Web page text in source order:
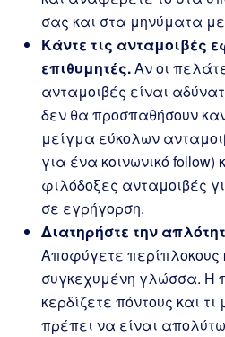
σας και στα μηνύματα
Κάντε τις ανταμοιβές
επιθυμητές.Αν οι
ανταμοιβές είναι
δεν θα προσπαθήσουν
μείγμα εύκολων
για ένα κοινωνικό
φιλόδοξες ανταμοιβές
σε εγρήγορση.
Διατηρήστε την
Αποφύγετε περίπλοκους
συγκεχυμένη γλώσσα. Η
κερδίζετε πόντους και
πρέπει να είναι